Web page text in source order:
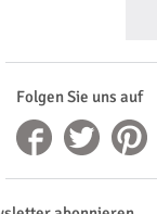
Folgen Sie uns auf